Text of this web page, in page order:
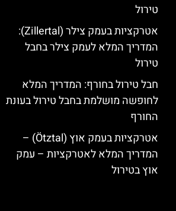
טירול
אטרקציות בעמק צילר (Zillertal):
המדריך המלא לעמק צילר בחבל
טירול
חבל טירול בחורף: המדריך המלא
לחופשה מושלמת בחבל טירול בעונת
החורף
אטרקציות בעמק אוץ (Ötztal) –
המדריך המלא לאטרקציות – עמק
אוץ בטירול